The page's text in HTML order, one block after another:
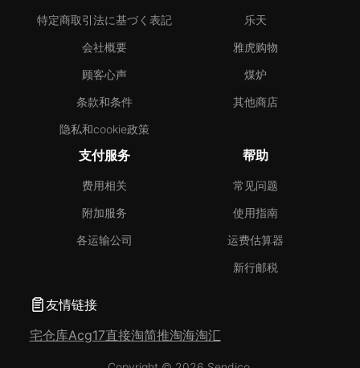
特定商取引法に基づく表記
会社概要
顾客心声
条款和条件
隐私和cookie政策
乐天
雅虎购物
煤炉
其他商店
支付服务
费用相关
附加服务
各运输公司
帮助
常见问题
使用指南
运费估算器
新行邮税
友情链接
宅仓库Acg17直接淘简推淘海淘汇